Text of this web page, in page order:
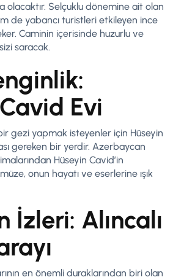
olacaktır. Selçuklu dönemine ait olan
de yabancı turistleri etkileyen ince
Caminin içerisinde huzurlu ve
saracak.
Evi
gezi yapmak isteyenler için Hüseyin
gereken bir yerdir. Azerbaycan
Hüseyin Cavid’in
onun hayatı ve eserlerine ışık
İzleri: Alıncalı
en önemli duraklarından biri olan